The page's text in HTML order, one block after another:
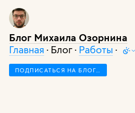
Блог Михаила Озорнина
Главная · Блог · Работы ·
ПОДПИСАТЬСЯ НА БЛОГ…